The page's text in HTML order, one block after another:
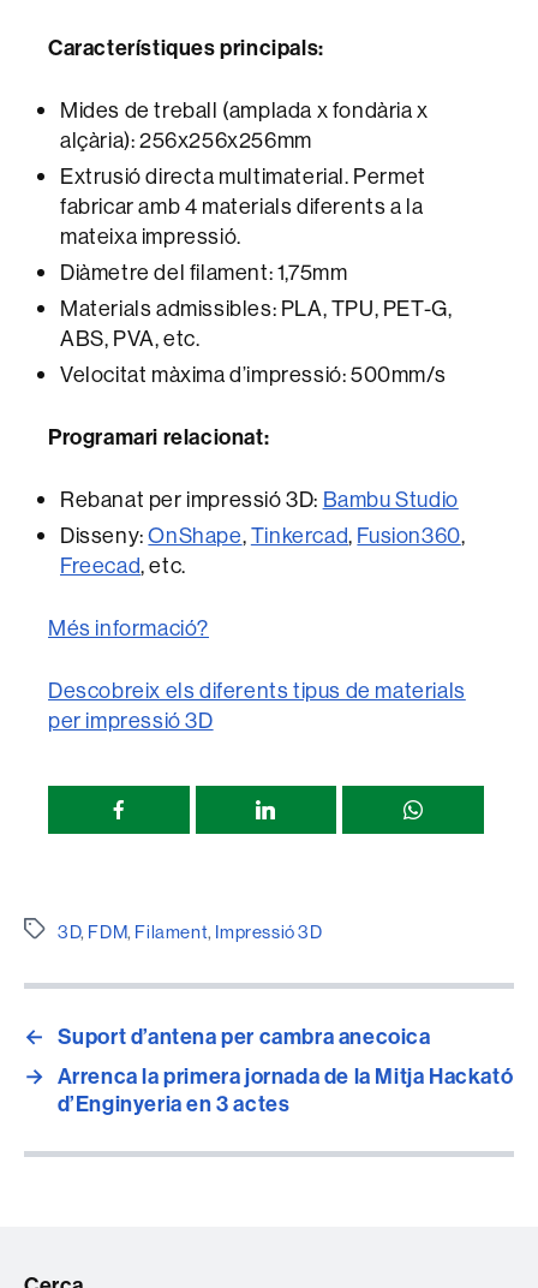
Característiques principals:
Mides de treball (amplada x fondària x
alçària): 256x256x256mm
Extrusió directa multimaterial. Permet
fabricar amb 4 materials diferents a la
mateixa impressió.
Diàmetre del filament: 1,75mm
Materials admissibles: PLA, TPU, PET-G,
ABS, PVA, etc.
Velocitat màxima d’impressió: 500mm/s
Programari relacionat:
Rebanat per impressió 3D: Bambu Studio
Disseny:OnShape,Tinkercad, Fusion360,
Freecad, etc.
Més informació?
Descobreix els diferents tipus de materials
per impressió 3D
Compartir
página
Etiquetes
3D, FDM, Filament, Impressió 3D
← Suport d’antena per cambra anecoica
→ Arrenca la primera jornada de la Mitja Hackató
d’Enginyeria en 3 actes